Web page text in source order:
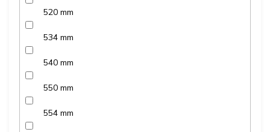
520 mm
534 mm
540 mm
550 mm
554 mm